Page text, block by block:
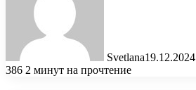
Svetlana19.12.2024
386 2 минут на прочтение